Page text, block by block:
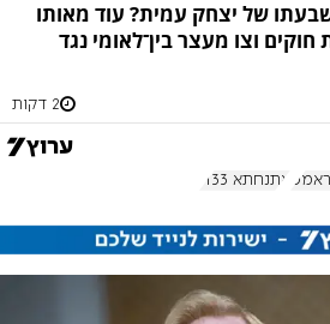
של יצחק עמית? עוד מאותו
וצו מעצר בין־לאומי נגד
2 דקות
אתנחתא 1133